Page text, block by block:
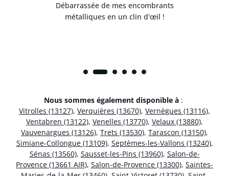
Débarrassée de mes encombrants
métalliques en un clin d'œil !
Nous sommes également disponible à :
Vitrolles (13127), Verquières (13670), Vernègues (13116),
Ventabren (13122), Venelles (13770), Velaux (13880),
Vauvenargues (13126), Trets (13530), Tarascon (13150),
Simiane-Collongue (13109), Septèmes-les-Vallons (13240),
Sénas (13560), Sausset-les-Pins (13960), Salon-de-
Provence (13661 AIR), Salon-de-Provence (13300), Saintes-